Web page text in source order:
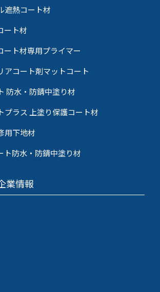
遮熱コート材
ート材
ート材専用プライマー
アコート剤マットコート
防水・防錆中塗り材
プラス 上塗り保護コート材
用下地材
ト防水・防錆中塗り材
業情報